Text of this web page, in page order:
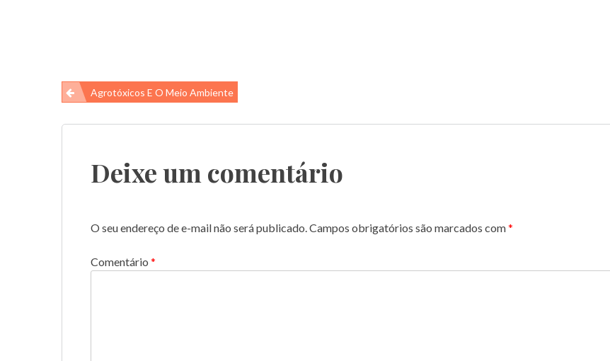
Navegação
de
Agrotóxicos E O Meio Ambiente
Deixe um comentário
O seu endereço de e-mail não será publicado.Campos obrigatórios são marcados com*
Comentário *